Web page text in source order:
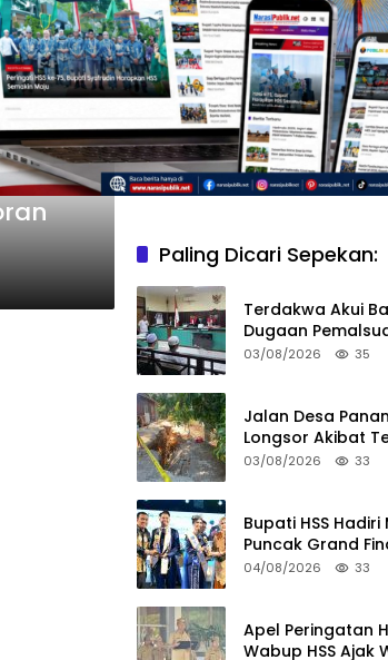
Paling Dicari Sepekan:
Terdakwa Akui
Dugaan
Tanah di HSS
03/08/2026 35
Jalan Desa
Longsor Akibat
Warga Putus
03/08/2026 33
Bupati HSS
Puncak Grand
Pariwisata 2026
04/08/2026 33
Apel Peringatan
Wabup HSS Ajak